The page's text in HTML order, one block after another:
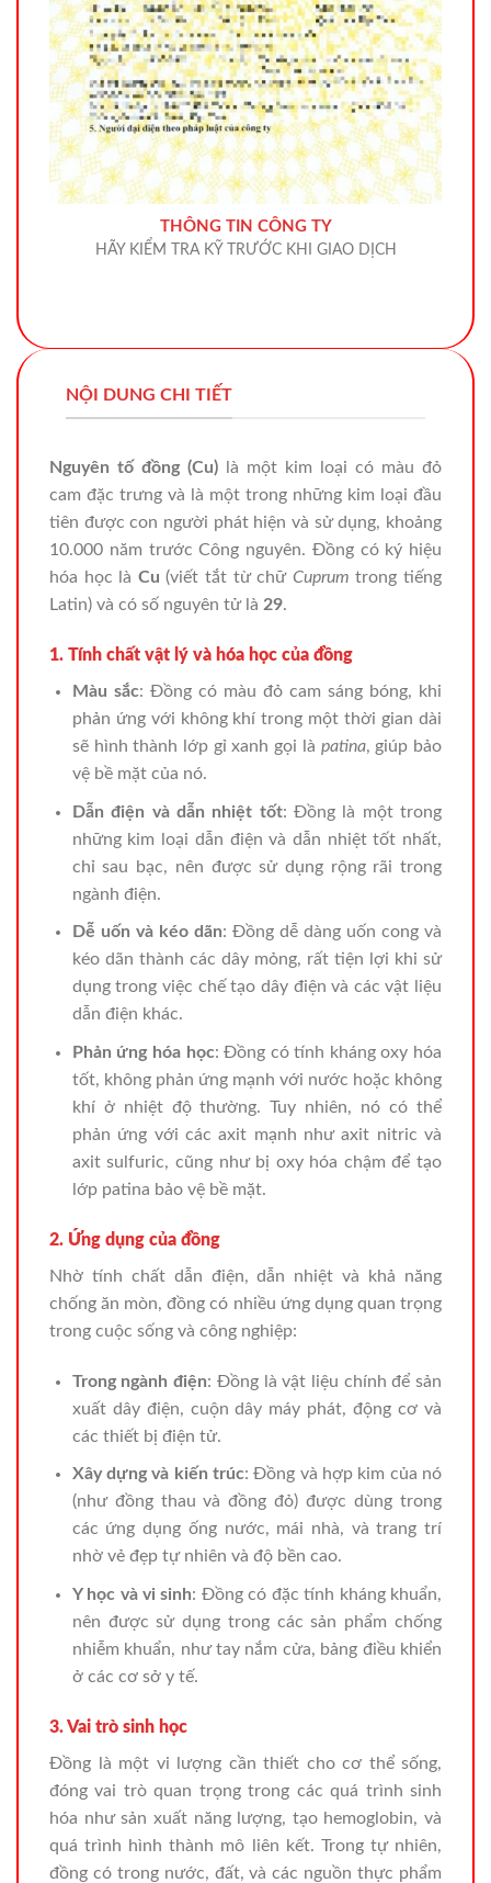
THÔNG TIN CÔNG TY
HÃY KIỂM TRA KỸ TRƯỚC KHI GIAO DỊCH
NỘI DUNG CHI TIẾT
Nguyên tố đồng (Cu) là một kim loại có màu đỏ
cam đặc trưng và là một trong những kim loại đầu
tiên được con người phát hiện và sử dụng, khoảng
10.000 năm trước Công nguyên. Đồng có ký hiệu
hóa học là Cu (viết tắt từ chữ Cuprum trong tiếng
Latin) và có số nguyên tử là 29.
1. Tính chất vật lý và hóa học của đồng
Màu sắc: Đồng có màu đỏ cam sáng bóng, khi
phản ứng với không khí trong một thời gian dài
sẽ hình thành lớp gỉ xanh gọi là patina, giúp bảo
vệ bề mặt của nó.
Dẫn điện và dẫn nhiệt tốt: Đồng là một trong
những kim loại dẫn điện và dẫn nhiệt tốt nhất,
chỉ sau bạc, nên được sử dụng rộng rãi trong
ngành điện.
Dễ uốn và kéo dãn: Đồng dễ dàng uốn cong và
kéo dãn thành các dây mỏng, rất tiện lợi khi sử
dụng trong việc chế tạo dây điện và các vật liệu
dẫn điện khác.
Phản ứng hóa học: Đồng có tính kháng oxy hóa
tốt, không phản ứng mạnh với nước hoặc không
khí ở nhiệt độ thường. Tuy nhiên, nó có thể
phản ứng với các axit mạnh như axit nitric và
axit sulfuric, cũng như bị oxy hóa chậm để tạo
lớp patina bảo vệ bề mặt.
2. Ứng dụng của đồng
Nhờ tính chất dẫn điện, dẫn nhiệt và khả năng
chống ăn mòn, đồng có nhiều ứng dụng quan trọng
trong cuộc sống và công nghiệp:
Trong ngành điện: Đồng là vật liệu chính để sản
xuất dây điện, cuộn dây máy phát, động cơ và
các thiết bị điện tử.
Xây dựng và kiến trúc: Đồng và hợp kim của nó
(như đồng thau và đồng đỏ) được dùng trong
các ứng dụng ống nước, mái nhà, và trang trí
nhờ vẻ đẹp tự nhiên và độ bền cao.
Y học và vi sinh: Đồng có đặc tính kháng khuẩn,
nên được sử dụng trong các sản phẩm chống
nhiễm khuẩn, như tay nắm cửa, bảng điều khiển
ở các cơ sở y tế.
3. Vai trò sinh học
Đồng là một vi lượng cần thiết cho cơ thể sống,
đóng vai trò quan trọng trong các quá trình sinh
hóa như sản xuất năng lượng, tạo hemoglobin, và
quá trình hình thành mô liên kết. Trong tự nhiên,
đồng có trong nước, đất, và các nguồn thực phẩm